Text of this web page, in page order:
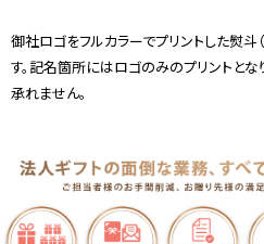
御社ロゴをフルカラーでプリントした熨斗
す。記名箇所にはロゴのみのプリントと
承れません。